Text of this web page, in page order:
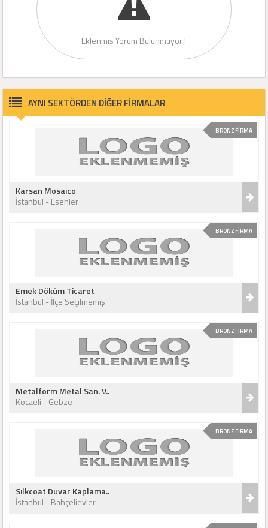
Eklenmiş Yorum Bulunmuyor !
AYNI SEKTÖRDEN DİĞER FİRMALAR
BRONZ FİRMA
Karsan Mosaico
İstanbul - Esenler
BRONZ FİRMA
Emek Döküm Ticaret
İstanbul - İlçe Seçilmemiş
BRONZ FİRMA
Metalform Metal San. V..
Kocaeli - Gebze
BRONZ FİRMA
Sılkcoat Duvar Kaplama..
İstanbul - Bahçelievler